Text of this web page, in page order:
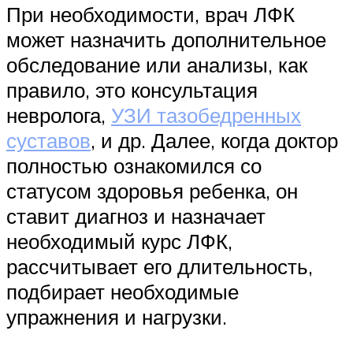
При необходимости, врач ЛФК
может назначить дополнительное
обследование или анализы, как
правило, это консультация
невролога, УЗИ тазобедренных
суставов, и др. Далее, когда доктор
полностью ознакомился со
статусом здоровья ребенка, он
ставит диагноз и назначает
необходимый курс ЛФК,
рассчитывает его длительность,
подбирает необходимые
упражнения и нагрузки.